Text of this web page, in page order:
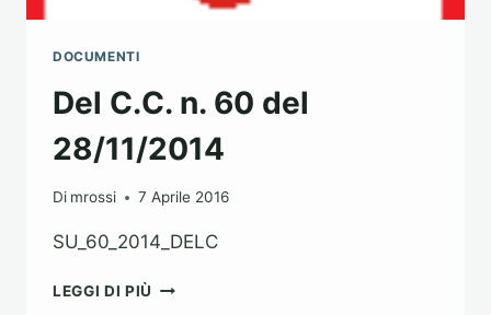
DOCUMENTI
Del C.C. n. 60 del
28/11/2014
Di mrossi 7 Aprile 2016
SU_60_2014_DELC
LEGGI DI PIÙ DEL